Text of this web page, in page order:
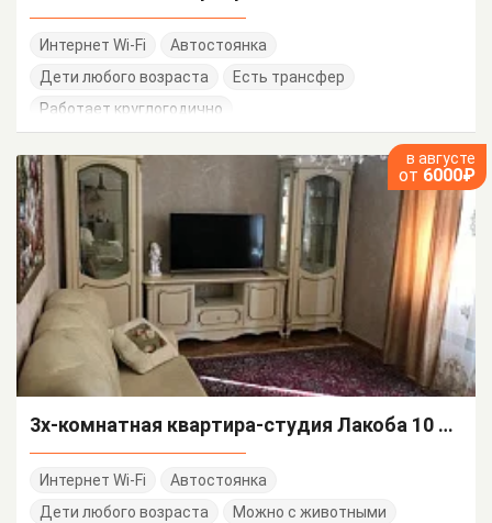
Интернет Wi-Fi
Автостоянка
Дети любого возраста
Есть трансфер
Работает круглогодично
в августе
от 6000₽
3х-комнатная квартира-студия Лакоба 10 кв 36
Интернет Wi-Fi
Автостоянка
Дети любого возраста
Можно с животными